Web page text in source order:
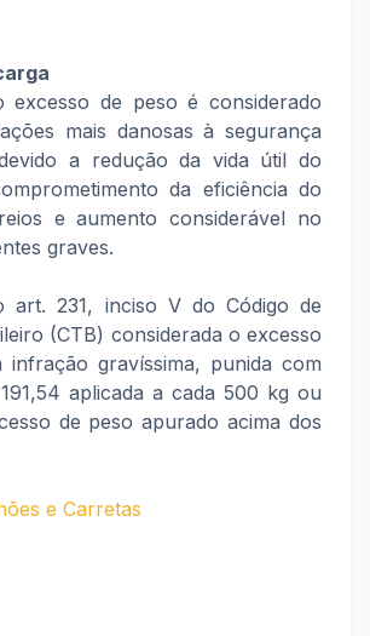
excesso de peso é considerado
mais danosas à segurança
a redução da vida útil do
da eficiência do
e aumento considerável no
graves.
art. 231, inciso V do Código de
(CTB) considerada o excesso
infração gravíssima, punida com
aplicada a cada 500 kg ou
de peso apurado acima dos
e Carretas